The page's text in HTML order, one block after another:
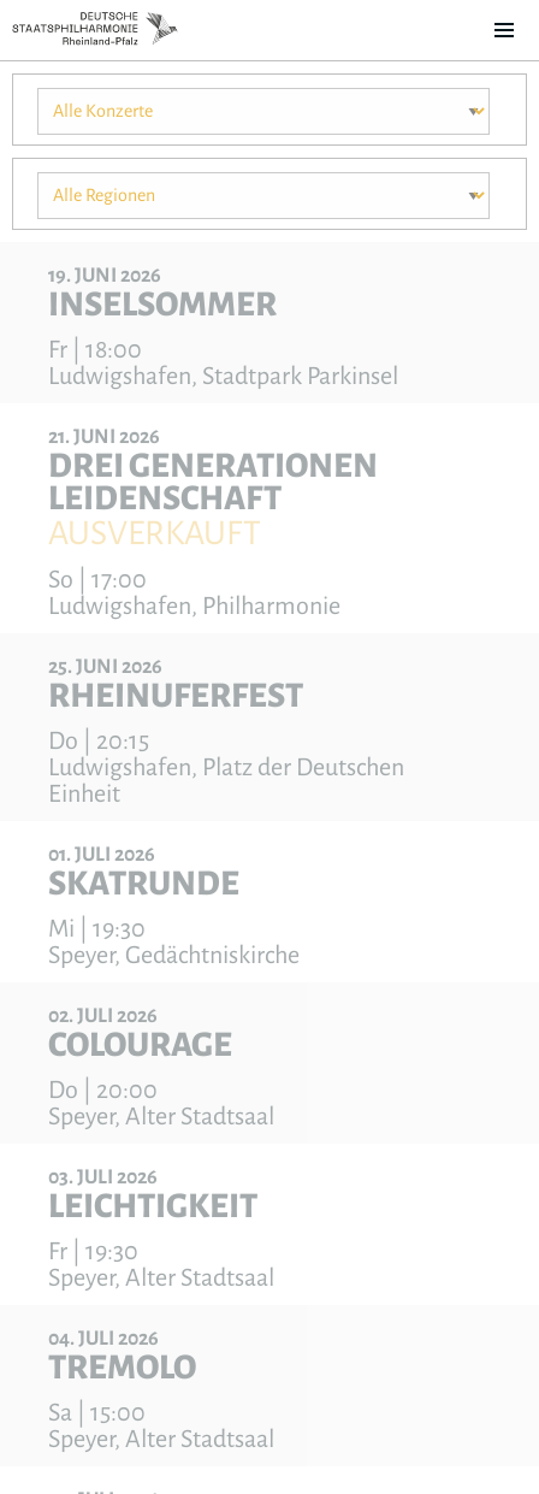
19 JUNI 2026
INSELSOMMER
Fr | 18:00
Ludwigshafen, Stadtpark Parkinsel
21 JUNI 2026
DREI GENERATIONEN
LEIDENSCHAFT
AUSVERKAUFT
So | 17:00
Ludwigshafen, Philharmonie
25 JUNI 2026
RHEINUFERFEST
Do | 20:15
Ludwigshafen, Platz der Deutschen
Einheit
01 JULI 2026
SKATRUNDE
Mi | 19:30
Speyer, Gedächtniskirche
02 JULI 2026
COLOURAGE
Do | 20:00
Speyer, Alter Stadtsaal
03 JULI 2026
LEICHTIGKEIT
Fr | 19:30
Speyer, Alter Stadtsaal
04 JULI 2026
TREMOLO
Sa | 15:00
Speyer, Alter Stadtsaal